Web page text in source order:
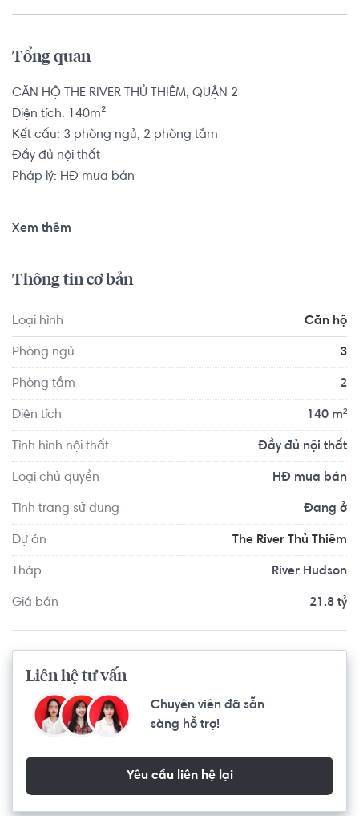
Tổng quan
CĂN HỘ THE RIVER THỦ THIÊM, QUẬN 2
Diện tích: 140m²
Kết cấu: 3 phòng ngủ, 2 phòng tắm
Đầy đủ nội thất
Pháp lý: HĐ mua bán
tiện ích về y tế, giáo dục và giải trí xung quanh như: Nha
Xem thêm
Thông tin cơ bản
Loại hình Căn hộ
Phòng ngủ 3
Phòng tắm 2
Diện tích 140 m²
Tình hình nội thất Đầy đủ nội thất
Loại chủ quyền HĐ mua bán
Tình trạng sử dụng Đang ở
Dự án The River Thủ Thiêm
Tháp River Hudson
Giá bán 21.8 tỷ
Liên hệ tư vấn
Chuyên viên đã sẵn
sàng hỗ trợ!
Yêu cầu liên hệ lại